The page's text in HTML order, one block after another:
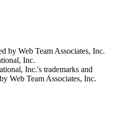
by Web Team Associates, Inc.
Inc.
Inc.'s trademarks and
Web Team Associates, Inc.